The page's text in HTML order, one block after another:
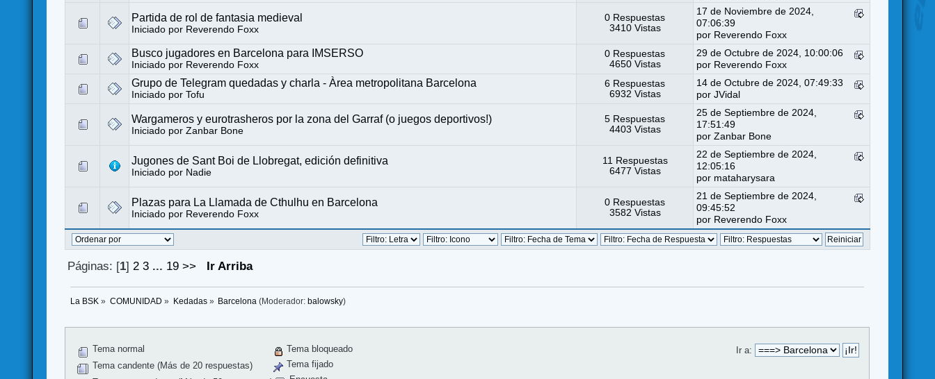
Partida de rol de fantasia medieval
Iniciado por Reverendo Foxx
0 Respuestas
3410 Vistas
17 de Noviembre de 2024,
07:06:39
por Reverendo Foxx
Busco jugadores en Barcelona para IMSERSO
Iniciado por Reverendo Foxx
0 Respuestas
4650 Vistas
29 de Octubre de 2024, 10:00:06
por Reverendo Foxx
Grupo de Telegram quedadas y charla - Àrea metropolitana Barcelona
Iniciado porTofu
6 Respuestas
6932 Vistas
14 de Octubre de 2024, 07:49:33
porJVidal
Wargameros y eurotrasheros por la zona del Garraf (o juegos deportivos!)
Iniciado porZanbar Bone
5 Respuestas
4403 Vistas
25 de Septiembre de 2024,
17:51:49
porZanbar Bone
Jugones de Sant Boi de Llobregat, edición definitiva
Iniciado por Nadie
11 Respuestas
6477 Vistas
22 de Septiembre de 2024,
12:05:16
por mataharysara
Plazas para La Llamada de Cthulhu en Barcelona
Iniciado por Reverendo Foxx
0 Respuestas
3582 Vistas
21 de Septiembre de 2024,
09:45:52
por Reverendo Foxx
Páginas: [1] 2 3 ... 19 >> Ir Arriba
La BSK » COMUNIDAD » Kedadas» Barcelona (Moderador: balowsky)
Ir a:
Tema normal
Tema candente (Más de 20 respuestas)
Tema bloqueado
Tema fijado